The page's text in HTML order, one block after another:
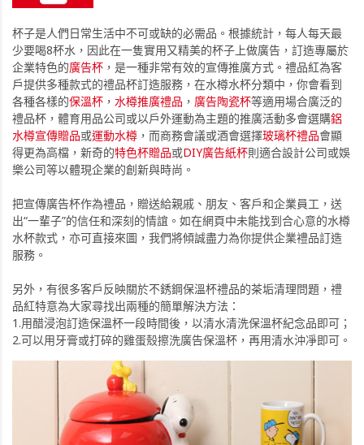
杯子是人們日常生活中不可或缺的必需品。根據統計，每人每天最
少要喝8杯水，因此在一隻實用又精美的杯子上做廣告，訂造專屬於
企業特色的廣告杯 ，是一種非常有效的宣傳推廣方式。禮品紅為客
戶提供多種款式的禮品杯訂造服務，在水樽水杯分類中，你會看到
各種各樣的保溫杯 ， 水樽推廣禮品 ， 廣告陶瓷杯等適用場合廣泛的
禮品杯，體育用品公司或以戶外運動為主題的推廣活動多會選購鋁
水樽宣傳贈品或運動水樽 ，而商務會議或酒會選擇玻璃杯禮品會顯
得更為高檔，新奇的特色杯贈品或DIY廣告紙杯則適合設計公司或娛
樂公司等以體現企業的創新與時尚。
把宣傳廣告杯作為禮品，贈送給親戚、朋友、客戶和企業員工，送
出“一輩子”的信任和深刻的情誼。如在網頁中未能找到合心意的水樽
水杯款式，亦可直接來圖，我們將傾誠盡力為你提供企業禮品訂造
服務。
另外，有很多客戶反映關於不銹鋼保溫杯禮品的茶垢清理問題，禮
品紅特意為大家尋找出兩種的簡單解決方法：
1.用醋浸泡訂造保溫杯一段時間後，以清水清洗保溫杯紀念品即可；
2.可以用牙膏或打碎的雞蛋殼擦洗廣告保溫杯，再用清水沖凈即可。